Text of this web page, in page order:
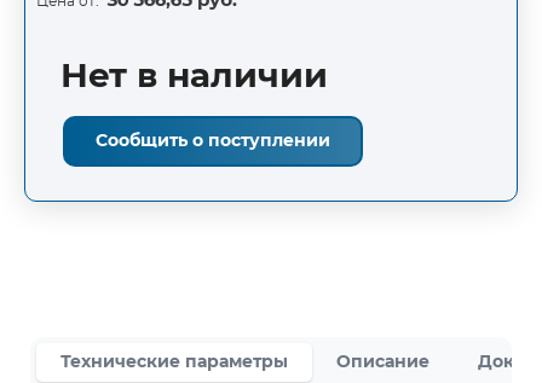
Нет в наличии
Сообщить о поступлении
Технические параметры Описание